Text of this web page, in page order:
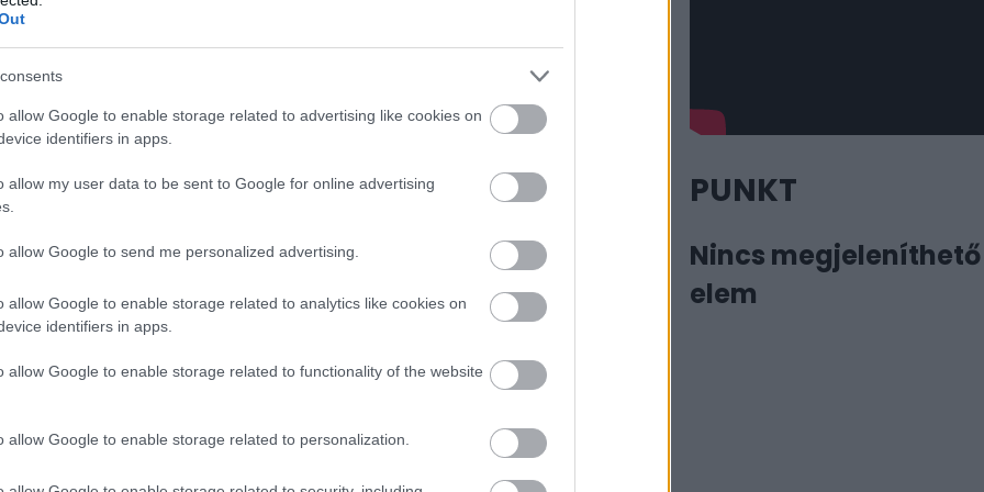
allow Google to enable storage related to advertising like cookies on
identifiers in apps.
allow my user data to be sent to Google for online advertising
allow Google to send me personalized advertising.
allow Google to enable storage related to analytics like cookies on
identifiers in apps.
allow Google to enable storage related to functionality of the website
allow Google to enable storage related to personalization.
ki feladatául. Moholy Nagy László festő, de a szónak abban az értelmében, hogy
szabadon, a különböző mértani, ornamentális, vagy ábrázolási elemek
geometrikus alkotása a berlini modern képtár tulajdona. Jó neve miatt nem
különösen a legmodernebb irányok hívei szorongásig megtöltötték.
nem beszél olyan jól magyarul, hogy nyelvünkön szabatosan tudná magát
ki világosan. Az új látásról beszélt és ennek megvilágítása céljából a
megjegyzése, de az egész előadás nem szolgált arra, hogy a szélsőséges
németül nagyobb sikerrel beszélt volna — különösen németeknek, akik sokszor a
(Az Est, 1930. október 22.)
hogy a berlini operában Moholy-Nagy tervezi az előadások díszleteit. Ebből a
segítette és a megbízatás a Hoffmann meséi és a Figaró házassága díszleteire
A berlini Staatsoper még a szezon befejezése előtt több opera reprizét tervezi.
lesz többek között a Pillangókisasszony új előadása is, melynek magyar
Budapesten is ismert modern festő, Moholy-Nagy László tervezi.(Az Est, 1931. február
PUNKT
Nincs megjeleníthető
elem